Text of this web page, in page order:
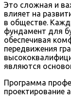
Это сложная и
влияет на
в обществе.
фундамент для
обеспечивая
передвижения
являются
Программа
проектирование